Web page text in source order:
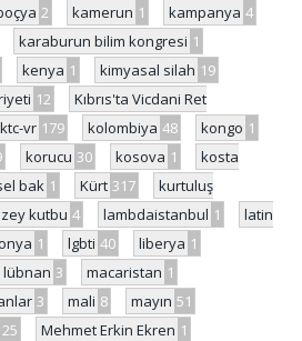
2 kamerun 1 kampanya 4
karaburun bilim kongresi 1
kenya 1 kimyasal silah 19
12
Kıbrıs'ta Vicdani Ret
vr 179 kolombiya 48 kongo 1
korucu 30 kosova 1
kosta
bak 1 Kürt 317
kurtuluş
kutbu 4 lambdaistanbul 1
latin
1 lgbti 40 liberya 1
lübnan 3 macaristan 1
3 mali 8 mayın 51
25 Mehmet Erkin Ekren 1